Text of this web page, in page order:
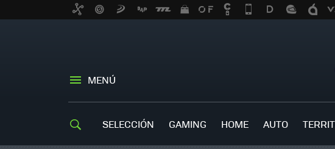
MENÚ
SELECCIÓN GAMING HOME AUTO